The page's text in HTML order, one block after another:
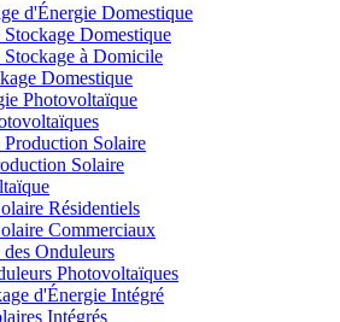
d'Énergie Domestique
Domestique
Stockage à Domicile
Domestique
Photovoltaïque
Production Solaire
Solaire
Résidentiels
Commerciaux
Onduleurs
Photovoltaïques
d'Énergie Intégré
Intégrés